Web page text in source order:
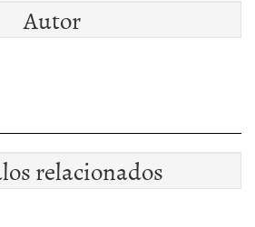
Autor
relacionados